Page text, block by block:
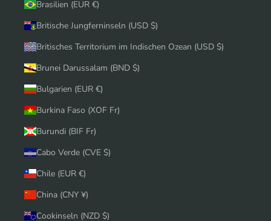
Brasilien (EUR €)
Britische Jungferninseln (USD $)
Britisches Territorium im Indischen Ozean (USD $)
Brunei Darussalam (BND $)
Bulgarien (EUR €)
Burkina Faso (XOF Fr)
Burundi (BIF Fr)
Cabo Verde (CVE $)
Chile (EUR €)
China (CNY ¥)
Cookinseln (NZD $)